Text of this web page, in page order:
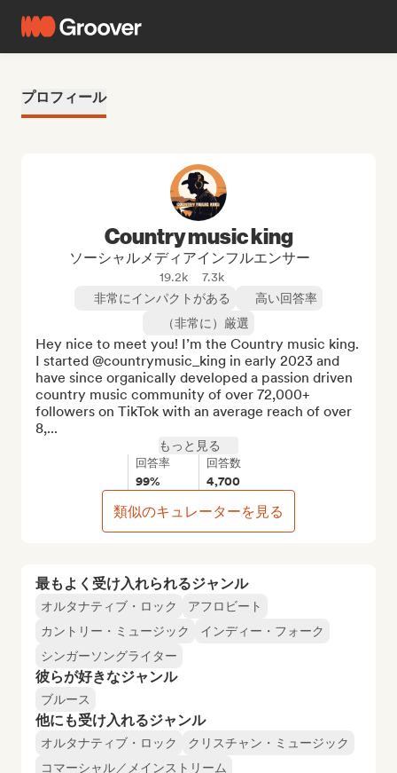
プロフィール
最もよく受け入れられるジャンル
オルタナティブ・ロック
アフロビート
カントリー・ミュージック
インディー・フォーク
シンガーソングライター
彼らが好きなジャンル
ブルース
他にも受け入れるジャンル
オルタナティブ・ロック
クリスチャン・ミュージック
コマーシャル／メインストリーム
Country music king
ソーシャルメディアインフルエンサー
19.2k
7.3k
非常にインパクトがある
高い回答率
（非常に）厳選
Hey nice to meet you! I’m the Country music king.
I started @countrymusic_king in early 2023 and
have since organically developed a passion driven
country music community of over 72,000+
followers on TikTok with an average reach of over
8,...
もっと見る
回答率
99%
回答数
4,700
類似のキュレーターを見る